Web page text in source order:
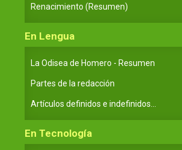
Renacimiento (Resumen)
En Lengua
La Odisea de Homero - Resumen
Partes de la redacción
Artículos definidos e indefinidos...
En Tecnología